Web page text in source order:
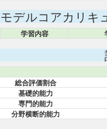
モデルコアカリキ
学習内容
総合評価割合
基礎的能力
専門的能力
分野横断的能力